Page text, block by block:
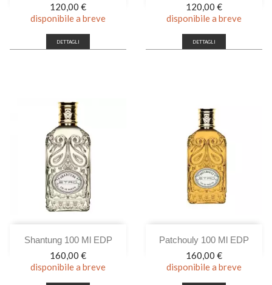
Prezzo
120,00 €
disponibile a breve
DETTAGLI
Prezzo
120,00 €
disponibile a breve
DETTAGLI
Shantung 100 Ml EDP
Prezzo
160,00 €
disponibile a breve
Patchouly 100 Ml EDP
Prezzo
160,00 €
disponibile a breve